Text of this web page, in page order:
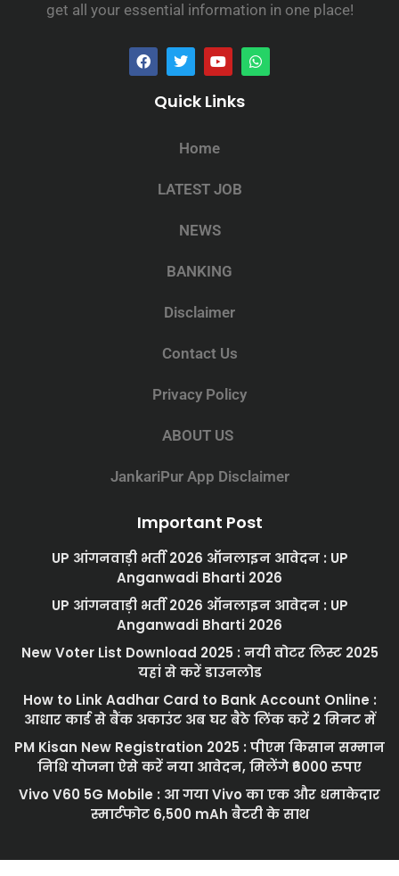
get all your essential information in one place!
Quick Links
Home
LATEST JOB
NEWS
BANKING
Disclaimer
Contact Us
Privacy Policy
ABOUT US
JankariPur App Disclaimer
Important Post
UP आंगनवाड़ी भर्ती 2026 ऑनलाइन आवेदन : UP
Anganwadi Bharti 2026
UP आंगनवाड़ी भर्ती 2026 ऑनलाइन आवेदन : UP
Anganwadi Bharti 2026
New Voter List Download 2025 : नयी वोटर लिस्ट 2025
यहां से करें डाउनलोड
How to Link Aadhar Card to Bank Account Online :
आधार कार्ड से बैंक अकाउंट अब घर बैठे लिंक करें 2 मिनट में
PM Kisan New Registration 2025 : पीएम किसान सम्मान
निधि योजना ऐसे करें नया आवेदन, मिलेंगे ₹6000 रुपए
Vivo V60 5G Mobile : आ गया Vivo का एक और धमाकेदार
स्मार्टफोट 6,500 mAh बैटरी के साथ